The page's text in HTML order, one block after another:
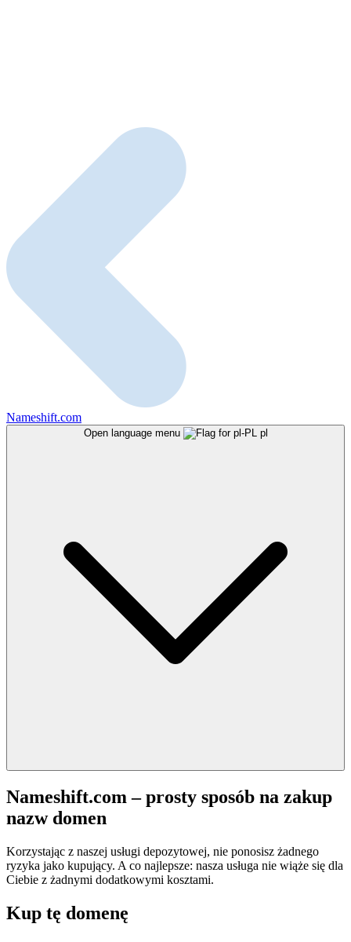
Nameshift.com
Open language menu pl
Nameshift.com – prosty sposób na zakup
nazw domen
Korzystając z naszej usługi depozytowej, nie ponosisz żadnego
ryzyka jako kupujący. A co najlepsze: nasza usługa nie wiąże się dla
Ciebie z żadnymi dodatkowymi kosztami.
Kup tę domenę